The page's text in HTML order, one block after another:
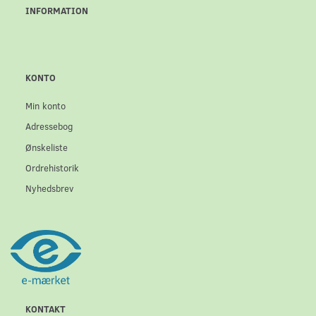
INFORMATION
KONTO
Min konto
Adressebog
Ønskeliste
Ordrehistorik
Nyhedsbrev
KONTAKT